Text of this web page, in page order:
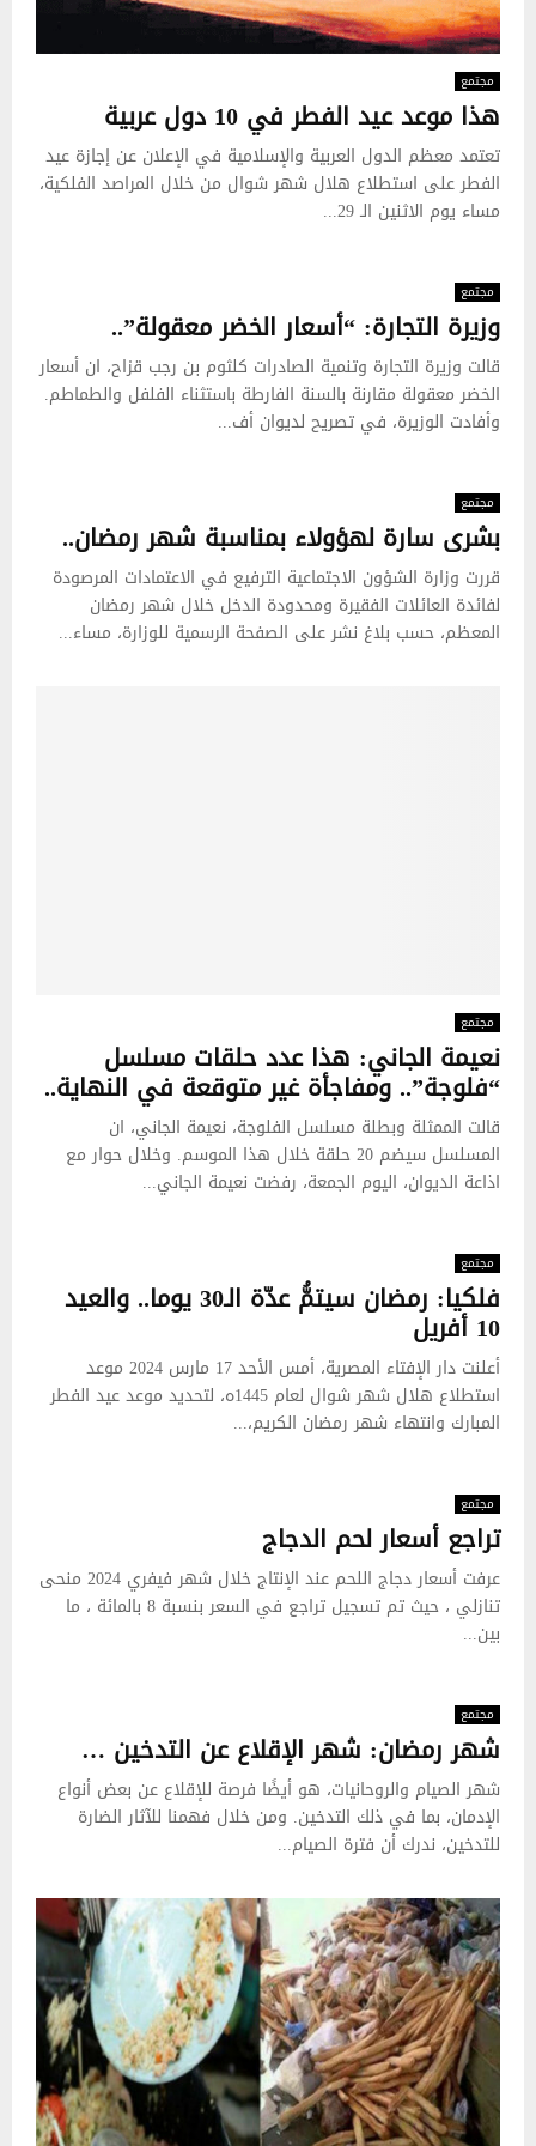
مجتمع
هذا موعد عيد الفطر في 10 دول عربية
تعتمد معظم الدول العربية والإسلامية في الإعلان عن إجازة عيد
الفطر على استطلاع هلال شهر شوال من خلال المراصد الفلكية،
مساء يوم الاثنين الـ 29...
مجتمع
وزيرة التجارة: “أسعار الخضر معقولة”..
قالت وزيرة التجارة وتنمية الصادرات كلثوم بن رجب قزاح، ان أسعار
الخضر معقولة مقارنة بالسنة الفارطة باستثناء الفلفل والطماطم.
وأفادت الوزيرة، في تصريح لديوان أف...
مجتمع
بشرى سارة لهؤولاء بمناسبة شهر رمضان..
قررت وزارة الشؤون الاجتماعية الترفيع في الاعتمادات المرصودة
لفائدة العائلات الفقيرة ومحدودة الدخل خلال شهر رمضان
المعظم، حسب بلاغ نشر على الصفحة الرسمية للوزارة، مساء...
مجتمع
نعيمة الجاني: هذا عدد حلقات مسلسل
“فلوجة”.. ومفاجأة غير متوقعة في النهاية..
قالت الممثلة وبطلة مسلسل الفلوجة، نعيمة الجاني، ان
المسلسل سيضم 20 حلقة خلال هذا الموسم. وخلال حوار مع
اذاعة الديوان، اليوم الجمعة، رفضت نعيمة الجاني...
مجتمع
فلكيا: رمضان سيتمُّ عدّة الـ30 يوما.. والعيد
10 أفريل
أعلنت دار الإفتاء المصرية، أمس الأحد 17 مارس 2024 موعد
استطلاع هلال شهر شوال لعام 1445ه، لتحديد موعد عيد الفطر
المبارك وانتهاء شهر رمضان الكريم،...
مجتمع
تراجع أسعار لحم الدجاج
عرفت أسعار دجاج اللحم عند الإنتاج خلال شهر فيفري 2024 منحى
تنازلي ، حيث تم تسجيل تراجع في السعر بنسبة 8 بالمائة ، ما
بين...
مجتمع
شهر رمضان: شهر الإقلاع عن التدخين …
شهر الصيام والروحانيات، هو أيضًا فرصة للإقلاع عن بعض أنواع
الإدمان، بما في ذلك التدخين. ومن خلال فهمنا للآثار الضارة
للتدخين، ندرك أن فترة الصيام...